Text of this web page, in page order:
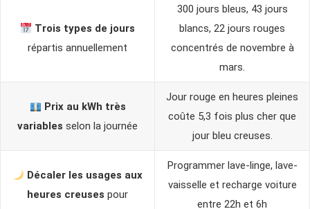
Trois types de jours
répartis annuellement
300 jours bleus, 43 jours
blancs, 22 jours rouges
concentrés de novembre à
mars.
Prix au kWh très
variables selon la journée
Jour rouge en heures pleines
coûte 5,3 fois plus cher que
jour bleu creuses.
Décaler les usages aux
heures creuses pour
Programmer lave-linge, lave-
vaisselle et recharge voiture
entre 22h et 6h